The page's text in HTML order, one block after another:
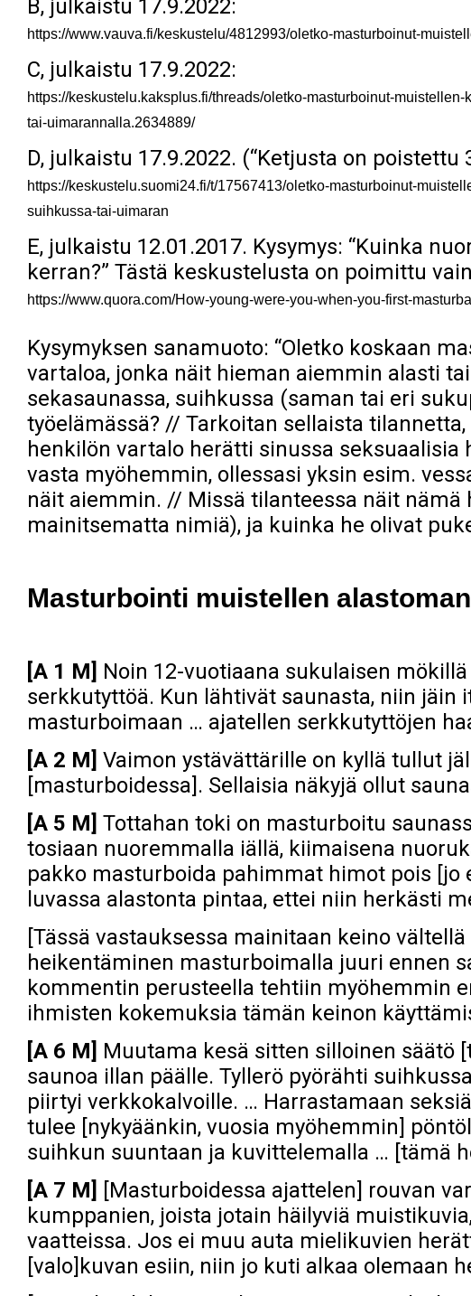
B, julkaistu 17.9.2022:
https://www.vauva.fi/keskustelu/4812993/oletko-masturboinut-
C, julkaistu 17.9.2022:
https://keskustelu.kaksplus.fi/threads/oletko-masturboinut-
tai-uimarannalla.2634889/
D, julkaistu 17.9.2022. (“Ketjusta on poistettu
https://keskustelu.suomi24.fi/t/17567413/oletko-masturboinut-
suihkussa-tai-uimaran
E, julkaistu 12.01.2017. Kysymys: “Kuinka
kerran?” Tästä keskustelusta on poimittu
https://www.quora.com/How-young-were-you-when-you-first-
Kysymyksen sanamuoto: “Oletko koskaan
vartaloa, jonka näit hieman aiemmin alasti
sekasaunassa, suihkussa (saman tai eri
työelämässä? // Tarkoitan sellaista
henkilön vartalo herätti sinussa
vasta myöhemmin, ollessasi yksin esim.
näit aiemmin. // Missä tilanteessa näit nämä
mainitsematta nimiä), ja kuinka he olivat
Masturbointi muistellen
[A 1 M] Noin 12-vuotiaana sukulaisen
serkkutyttöä. Kun lähtivät saunasta, niin jäin
masturboimaan … ajatellen serkkutyttöjen
[A 2 M] Vaimon ystävättärille on kyllä tullut
[masturboidessa]. Sellaisia näkyjä ollut
[A 5 M] Tottahan toki on masturboitu
tosiaan nuoremmalla iällä, kiimaisena
pakko masturboida pahimmat himot pois [jo
luvassa alastonta pintaa, ettei niin herkästi
[Tässä vastauksessa mainitaan keino
heikentäminen masturboimalla juuri ennen
kommentin perusteella tehtiin myöhemmin
ihmisten kokemuksia tämän keinon
[A 6 M] Muutama kesä sitten silloinen säätö
saunoa illan päälle. Tyllerö pyörähti
piirtyi verkkokalvoille. … Harrastamaan
tulee [nykyäänkin, vuosia myöhemmin]
suihkun suuntaan ja kuvittelemalla … [tämä
[A 7 M] [Masturboidessa ajattelen] rouvan
kumppanien, joista jotain häilyviä
vaatteissa. Jos ei muu auta mielikuvien
[valo]kuvan esiin, niin jo kuti alkaa olemaan